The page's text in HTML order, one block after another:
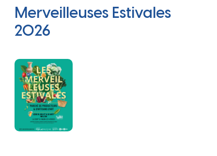
Merveilleuses Estivales
2026